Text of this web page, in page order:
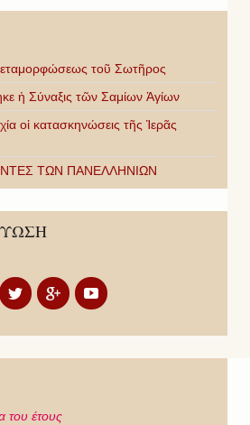
τοῦ Σωτῆρος
ἡ Σύναξις τῶν Σαμίων Ἁγίων
οἱ κατασκηνώσεις τῆς Ἱερᾶς
ΤΩΝ ΠΑΝΕΛΛΗΝΙΩΝ
του έτους